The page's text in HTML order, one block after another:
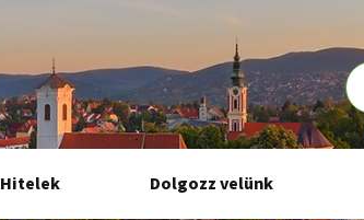
Hitelek Dolgozz velünk